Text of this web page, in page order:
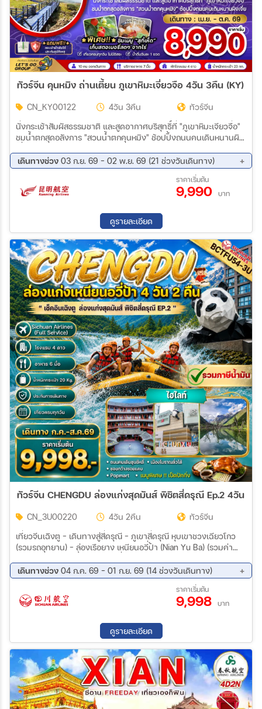
ทัวร์จีน คุนหมิง ถ่านเตี้ยน ภูเขาหิมะเจี่ยวจือ 4วัน 3คืน (KY)
CN_KY00122 4วัน 3คืน
ทัวร์จีน
นั่งกระเช้าสัมผัสธรรมชาติ และสูดอากาศบริสุทธิ์ที่ "ภูเขาหิมะเจียวจื่อ"
ชมน้ำตกสุดอลังการ "สวนน้ำตกคุนหมิง" ช้อปปิ้งถนนคนเดินหนานผิง
เดินทางช่วง 03 ก.ย. 69 - 02 พ.ย. 69 (21 ช่วงวันเดินทาง)
04 ก.ย. 69 - 07 ก.ย. 69
05 ก.ย. 69 - 08 ก.ย. 69
11 ก.ย. 69 - 14 ก.ย. 69
12 ก.ย. 69 - 15 ก.ย. 69
18 ก.ย. 69 - 21 ก.ย. 69
24 ก.ย. 69 - 27 ก.ย. 69
08 ต.ค. 69 - 11 ต.ค. 69
09 ต.ค. 69 - 12 ต.ค. 69
10 ต.ค. 69 - 13 ต.ค. 69
12 ต.ค. 69 - 15 ต.ค. 69
13 ต.ค. 69 - 16 ต.ค. 69
15 ต.ค. 69 - 18 ต.ค. 69
17 ต.ค. 69 - 20 ต.ค. 69
19 ต.ค. 69 - 22 ต.ค. 69
22 ต.ค. 69 - 25 ต.ค. 69
23 ต.ค. 69 - 26 ต.ค. 69
29 ต.ค. 69 - 01 พ.ย. 69
30 ต.ค. 69 - 02 พ.ย. 69
ราคาเริ่มต้น
9,990 บาท
ดูรายละเอียด
ทัวร์จีน CHENGDU ล่องแก่งสุดมันส์ พิชิตสี่ดรุณี Ep.2 4วัน 2คื
CN_3U00220 4วัน 2คืน
ทัวร์จีน
เที่ยวจีนเฉิงตู – เดินทางสู่สี่ดรุณี – ภูเขาสี่ดรุณี หุบเขาชวงเฉียวโกว
(รวมรถอุทยาน) – ล่องเรือยาง เหนียนอวี่ป้า (Nian Yu Ba) (รวมค่า
ผ้าไหม – ไท่กู่หลี – ถนนคนเดินชุนซีลู่ – วัดต้าฉือ ร้านPopmart -
แพนด้ายักษ์ปีนตึก เฉิงตู – ร้านหยก – เมืองโบราณลั่วใต้ – ถนนซอย
กว้างซอยแคบ
เดินทางช่วง 04 ก.ค. 69 - 01 ก.ย. 69 (14 ช่วงวันเดินทาง)
10 ส.ค. 69 - 13 ส.ค. 69
11 ส.ค. 69 - 14 ส.ค. 69
12 ส.ค. 69 - 15 ส.ค. 69
15 ส.ค. 69 - 18 ส.ค. 69
16 ส.ค. 69 - 19 ส.ค. 69
19 ส.ค. 69 - 22 ส.ค. 69
23 ส.ค. 69 - 26 ส.ค. 69
24 ส.ค. 69 - 27 ส.ค. 69
25 ส.ค. 69 - 28 ส.ค. 69
26 ส.ค. 69 - 29 ส.ค. 69
29 ส.ค. 69 - 01 ก.ย. 69
ราคาเริ่มต้น
9,998 บาท
ดูรายละเอียด